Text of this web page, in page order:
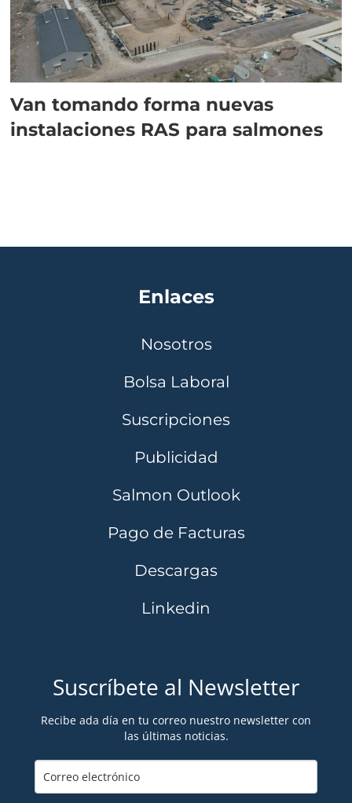
Van tomando forma nuevas
instalaciones RAS para salmones
Enlaces
Nosotros
Bolsa Laboral
Suscripciones
Publicidad
Salmon Outlook
Pago de Facturas
Descargas
Linkedin
Suscríbete al Newsletter
Recibe ada día en tu correo nuestro newsletter con
las últimas noticias.